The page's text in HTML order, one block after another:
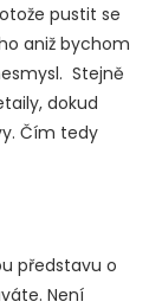
pustit se
aniž bychom
Stejně
dokud
Čím tedy
představu o
Není